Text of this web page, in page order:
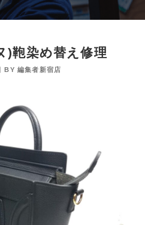
)鞄染め替え修理
BY編集者新宿店